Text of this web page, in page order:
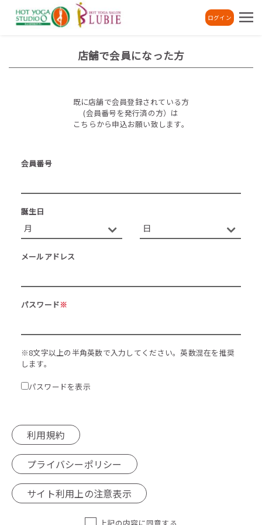
ログイン
店舗で会員になった方
既に店舗で会員登録されている方
(会員番号を発行済の方）は
こちらから申込お願い致します。
会員番号
誕生日
メールアドレス
パスワード※
※8文字以上の半角英数で入力してください。英数混在を推奨
します。
パスワードを表示
利用規約
プライバシーポリシー
サイト利用上の注意表示